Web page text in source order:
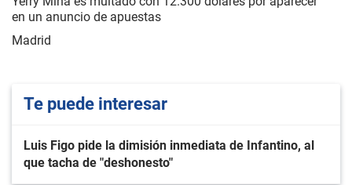
en un anuncio de apuestas
Madrid
Te puede interesar
Luis Figo pide la dimisión inmediata de Infantino, al
que tacha de "deshonesto"